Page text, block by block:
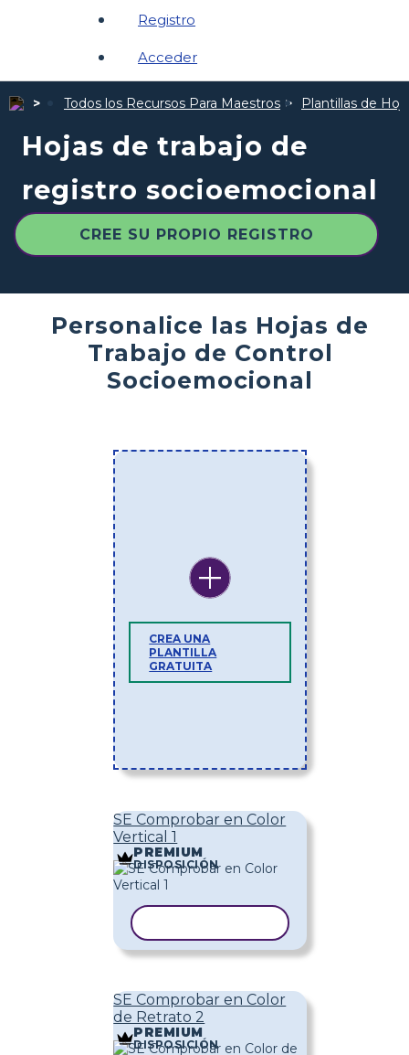
Registro
Acceder
Todos los Recursos Para Maestros Plantillas de
Hojas de trabajo de
registro socioemocional
CREE SU PROPIO REGISTRO
Personalice las Hojas de
Trabajo de Control
Socioemocional
CREA UNA
PLANTILLA
GRATUITA
SE Comprobar en Color
Vertical 1
PREMIUM
DISPOSICIÓN
SE Comprobar en Color
de Retrato 2
PREMIUM
DISPOSICIÓN